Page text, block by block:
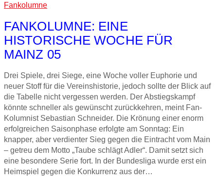
Fankolumne
FANKOLUMNE: EINE
HISTORISCHE WOCHE FÜR
MAINZ 05
Drei Spiele, drei Siege, eine Woche voller Euphorie und
neuer Stoff für die Vereinshistorie, jedoch sollte der Blick auf
die Tabelle nicht vergessen werden. Der Abstiegskampf
könnte schneller als gewünscht zurückkehren, meint Fan-
Kolumnist Sebastian Schneider. Die Krönung einer enorm
erfolgreichen Saisonphase erfolgte am Sonntag: Ein
knapper, aber verdienter Sieg gegen die Eintracht vom Main
– getreu dem Motto „Taube schlägt Adler“. Damit setzt sich
eine besondere Serie fort. In der Bundesliga wurde erst ein
Heimspiel gegen die Konkurrenz aus der…